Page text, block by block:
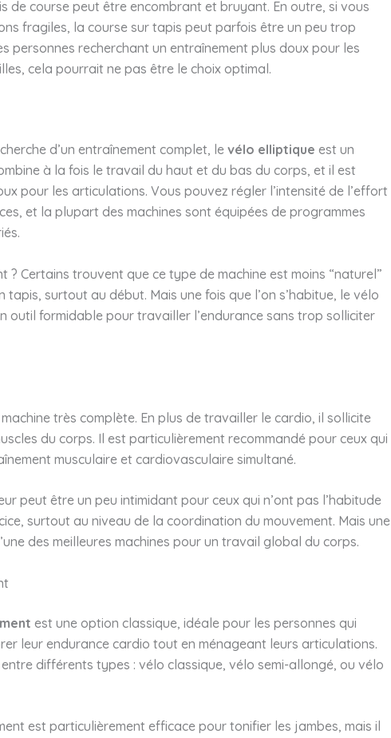
de course peut être encombrant et bruyant. En outre, si vous
fragiles, la course sur tapis peut parfois être un peu trop
personnes recherchant un entraînement plus doux pour les
cela pourrait ne pas être le choix optimal.
d’un entraînement complet, le vélo elliptique est un
à la fois le travail du haut et du bas du corps, et il est
pour les articulations. Vous pouvez régler l’intensité de l’effort
et la plupart des machines sont équipées de programmes
? Certains trouvent que ce type de machine est moins “naturel”
tapis, surtout au début. Mais une fois que l’on s’habitue, le vélo
outil formidable pour travailler l’endurance sans trop solliciter
très complète. En plus de travailler le cardio, il sollicite
du corps. Il est particulièrement recommandé pour ceux qui
musculaire et cardiovasculaire simultané.
peut être un peu intimidant pour ceux qui n’ont pas l’habitude
surtout au niveau de la coordination du mouvement. Mais une
des meilleures machines pour un travail global du corps.
est une option classique, idéale pour les personnes qui
leur endurance cardio tout en ménageant leurs articulations.
différents types : vélo classique, vélo semi-allongé, ou vélo
est particulièrement efficace pour tonifier les jambes, mais il